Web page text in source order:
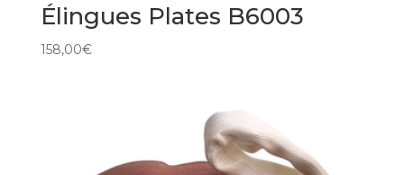
Élingues Plates B6003
158,00€